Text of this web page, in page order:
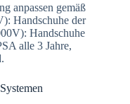
anpassen gemäß
Handschuhe der
Handschuhe
alle 3 Jahre,